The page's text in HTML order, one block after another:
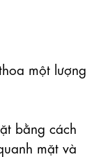
một lượng
bằng cách
mặt và